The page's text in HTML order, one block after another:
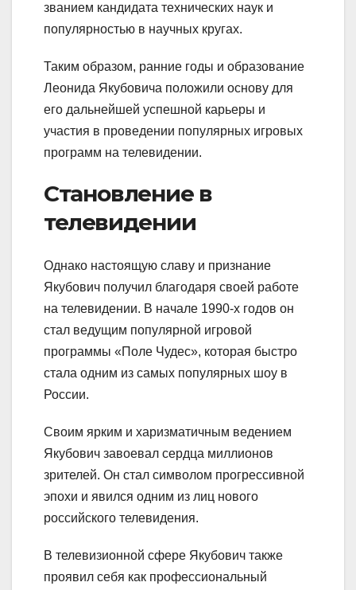
званием кандидата технических наук и
популярностью в научных кругах.
Таким образом, ранние годы и образование
Леонида Якубовича положили основу для
его дальнейшей успешной карьеры и
участия в проведении популярных игровых
программ на телевидении.
Становление в
телевидении
Однако настоящую славу и признание
Якубович получил благодаря своей работе
на телевидении. В начале 1990-х годов он
стал ведущим популярной игровой
программы «Поле Чудес», которая быстро
стала одним из самых популярных шоу в
России.
Своим ярким и харизматичным ведением
Якубович завоевал сердца миллионов
зрителей. Он стал символом прогрессивной
эпохи и явился одним из лиц нового
российского телевидения.
В телевизионной сфере Якубович также
проявил себя как профессиональный